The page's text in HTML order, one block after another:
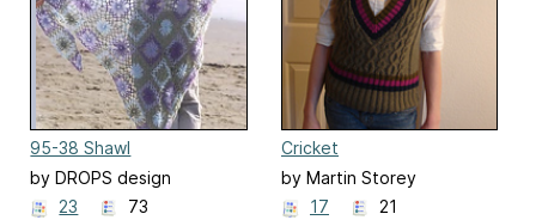
95-38 Shawl
by DROPS design
23
73
Cricket
by Martin Storey
17
21